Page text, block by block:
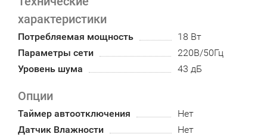
характеристики
Потребляемая мощность
18 Вт
Параметры сети
220В/50Гц
Уровень шума
43 дБ
Опции
Таймер автоотключения
Нет
Датчик Влажности
Нет